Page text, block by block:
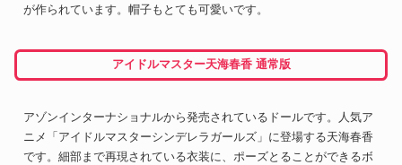
が作られています。帽子もとても可愛いです。
アイドルマスター天海春香 通常版
アゾンインターナショナルから発売されているドールです。人気ア
ニメ「アイドルマスターシンデレラガールズ」に登場する天海春香
です。細部まで再現されている衣装に、ポーズとることができるボ